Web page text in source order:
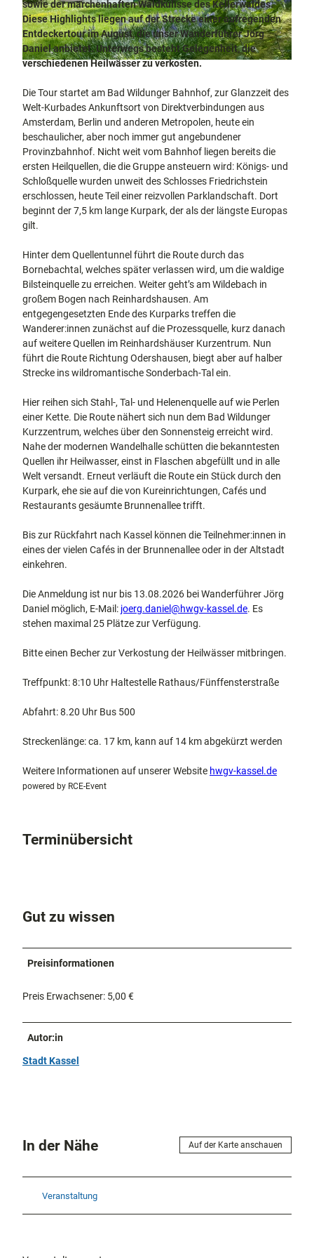
docum
enta
Musee
n,
Galeri
Sonde
rausst
ellung
en
Street
Art
Theat
er und
Bühne
Gärten
Fahrrad
fahren in
Kassel
Wandern
Grünen
Stadtführungen
Kassel
mit
Kindern
Gastronomie
und
Shopping
Unterkünfte
Ausflugsziele
in der Region
gestellte
Fragen
1
8
1
5
9
7
2
8
4
1
9
j
p
g
sowie der märchenhaften Waldkulisse des Kellerwaldes.
Diese Highlights liegen auf der Strecke einer aufregenden
Entdeckertour im August, die unser Wanderführer Jörg
Daniel anbietet. Unterwegs besteht Gelegenheit, die
verschiedenen Heilwässer zu verkosten.
Die Tour startet am Bad Wildunger Bahnhof, zur Glanzzeit des
Welt-Kurbades Ankunftsort von Direktverbindungen aus
Amsterdam, Berlin und anderen Metropolen, heute ein
beschaulicher, aber noch immer gut angebundener
Provinzbahnhof. Nicht weit vom Bahnhof liegen bereits die
ersten Heilquellen, die die Gruppe ansteuern wird: Königs- und
Schloßquelle wurden unweit des Schlosses Friedrichstein
erschlossen, heute Teil einer reizvollen Parklandschaft. Dort
beginnt der 7,5 km lange Kurpark, der als der längste Europas
gilt.
Hinter dem Quellentunnel führt die Route durch das
Bornebachtal, welches später verlassen wird, um die waldige
Bilsteinquelle zu erreichen. Weiter geht’s am Wildebach in
großem Bogen nach Reinhardshausen. Am
entgegengesetzten Ende des Kurparks treffen die
Wanderer:innen zunächst auf die Prozessquelle, kurz danach
auf weitere Quellen im Reinhardshäuser Kurzentrum. Nun
führt die Route Richtung Odershausen, biegt aber auf halber
Strecke ins wildromantische Sonderbach-Tal ein.
Hier reihen sich Stahl-, Tal- und Helenenquelle auf wie Perlen
einer Kette. Die Route nähert sich nun dem Bad Wildunger
Kurzzentrum, welches über den Sonnensteig erreicht wird.
Nahe der modernen Wandelhalle schütten die bekanntesten
Quellen ihr Heilwasser, einst in Flaschen abgefüllt und in alle
Welt versandt. Erneut verläuft die Route ein Stück durch den
Kurpark, ehe sie auf die von Kureinrichtungen, Cafés und
Restaurants gesäumte Brunnenallee trifft.
Bis zur Rückfahrt nach Kassel können die Teilnehmer:innen in
eines der vielen Cafés in der Brunnenallee oder in der Altstadt
einkehren.
Die Anmeldung ist nur bis 13.08.2026 bei Wanderführer Jörg
Daniel möglich, E-Mail: joerg.daniel@hwgv-kassel.de. Es
stehen maximal 25 Plätze zur Verfügung.
Bitte einen Becher zur Verkostung der Heilwässer mitbringen.
Treffpunkt: 8:10 Uhr Haltestelle Rathaus/Fünffensterstraße
Abfahrt: 8.20 Uhr Bus 500
Streckenlänge: ca. 17 km, kann auf 14 km abgekürzt werden
Weitere Informationen auf unserer Website hwgv-kassel.de
powered by RCE-Event
Terminübersicht
Gut zu wissen
Preisinformationen
Preis Erwachsener: 5,00 €
Autor:in
Stadt Kassel
In der Nähe Auf der Karte anschauen
Veranstaltung